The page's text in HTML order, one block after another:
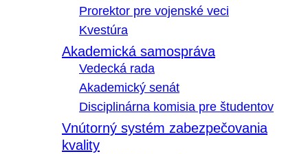
Prorektor pre vojenské veci
Kvestúra
Akademická samospráva
Vedecká rada
Akademický senát
Disciplinárna komisia pre študentov
Vnútorný systém zabezpečovania
kvality